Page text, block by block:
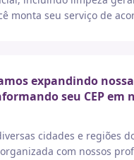
seu serviço de
expandindo
seu CEP em
cidades e
com nossos